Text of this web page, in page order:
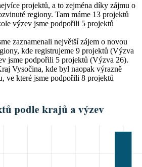
projektů, a to zejména díky zájmu o
regiony. Tam máme 13 projektů
výzev jsme podpořili 5 projektů
zaznamenali největší zájem o novou
kde registrujeme 9 projektů (Výzva
jsme podpořili 5 projektů (Výzva 26).
Vysočina, kde byl naopak výrazně
ve které jsme podpořili 8 projektů